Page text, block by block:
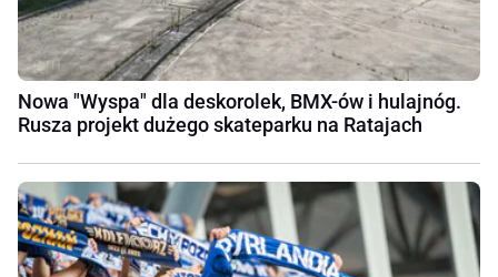
Nowa "Wyspa" dla deskorolek, BMX-ów i hulajnóg.
Rusza projekt dużego skateparku na Ratajach